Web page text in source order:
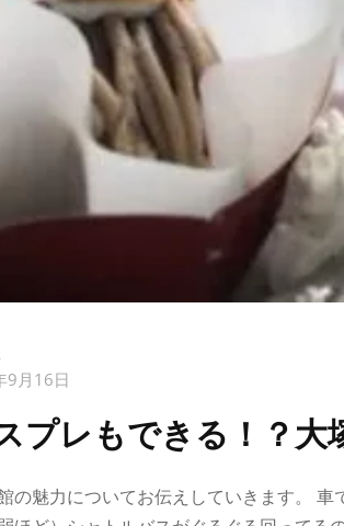
9月16日
プレもできる！？大
の魅力についてお伝えしていきます。